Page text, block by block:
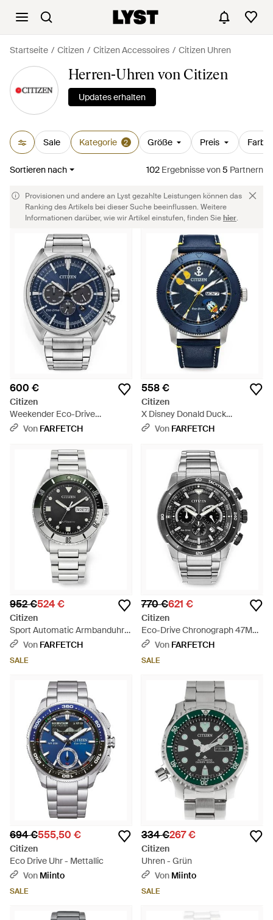
Startseite Citizen Citizen Accessoires Citizen Uhren
Herren-Uhren von Citizen
Updates erhalten
Sale Kategorie 2 Größe Preis Farbe
Sortieren nach 102 Ergebnissevon5 Partnern
Provisionen und andere an Lyst gezahlte Leistungen können das
Ranking des Artikels bei dieser Suche beeinflussen. Weitere
Informationen darüber, wie wir Artikel einstufen, finden Siehier.
600 €
Citizen
Weekender Eco-Drive
Armbanduhr 44Mm - Grau
Von FARFETCH
558 €
Citizen
X Disney Donald Duck
Armbanduhr 44Mm - Blau
Von FARFETCH
952 €524 €
Citizen
Sport Automatic Armbanduhr
42Mm - Grau
Von FARFETCH
SALE
770 €621 €
Citizen
Eco-Drive Chronograph 47Mm
- Grau
Von FARFETCH
SALE
694 €555,50 €
Citizen
Eco Drive Uhr - Mettallic
Von Miinto
SALE
334 €267 €
Citizen
Uhren - Grün
Von Miinto
SALE